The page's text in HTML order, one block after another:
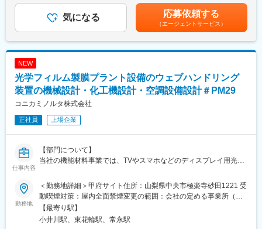
製品図面に基づく加工条件の設定、機械操作、完成品の寸法検査
や品質管理、工作機械の定期点検・簡単なメンテナンス、作業記
録の作成・報告などです。また、安全規則の徹底や作業場の整理
精密機械部品の製造・加工を担当し、業界トップクラスの技術力
を支える現場でご活躍いただきます。
現場は経験豊富なスタッフと若手メンバーで構成されており、チ
■業務の魅力
最新設備に触れながら、ものづくりの最前線で経験を積めます。
ポートします。
■教育体制
入社後はOJTや各種研修、資格取得支援制度を通じて、経験に応
考を通じて上下する可能性があります。月給(月額)は固定手当を含
めた表記です。
気になる 応募依頼する
（エージェントサービス）
NEW
光学フィルム製膜プラント設備のウェブハンドリング
装置の機械設計・化工機設計・空調設備設計＃PM29
コニカミノルタ株式会社
正社員 上場企業
仕事内容
【部門について】
当社の機能材料事業では、TVやスマホなどのディスプレイ用光学
進化するディスプレイ業界において技術革新を継続的に行ってい
ます。
従来のTACフィルムに加え、進化型COP系の「SANUQI」やアク
リル系の「SAZMA」などの新樹脂フィルムを展開し、当社独自の
製造方法によるフィルムの機能的差別化により、ディスプレイを
勤務地
＜勤務地詳細＞甲府サイト住所：山梨県中央市極楽寺砂田1221 受
動喫煙対策：屋内全面禁煙変更の範囲：会社の定める事業所（リ
モートワーク含む）
【最寄り駅】
小井川駅、東花輪駅、常永駅